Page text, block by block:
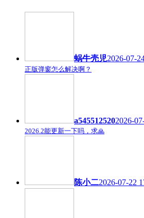
蜗牛壳児2026-07-
正版弹窗怎么解决啊？
a5455125202026-
2026.2能更新一下吗，求🙏
陈小二2026-07-22